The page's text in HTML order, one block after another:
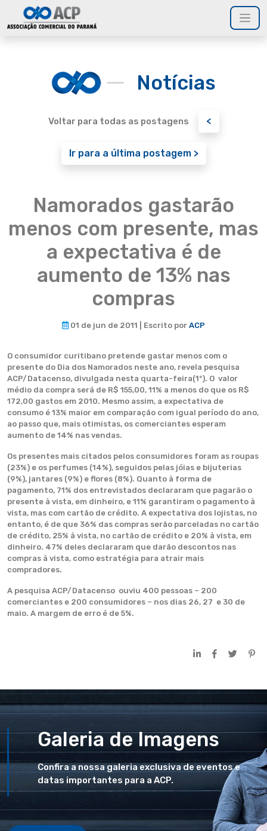
Notícias
Voltar para todas as postagens <
Ir para a última postagem >
Namorados gastarão
menos com presente, mas
a expectativa é de
aumento de 13% nas
compras
01 de jun de 2011 | Escrito por ACP
O consumidor curitibano pretende gastar menos com o
presente do Dia dos Namorados neste ano, revela pesquisa
ACP/Datacenso, divulgada nesta quarta-feira(1º). O valor
médio da compra será de R$ 155,00, 11% a menos do que os R$
172,00 gastos em 2010. Mesmo assim, a expectativa de
consumo é 13% maior em comparação com igual período do ano,
ao passo que, mais otimistas, os comerciantes esperam
aumento de 14% nas vendas.
Os presentes mais citados pelos consumidores foram as roupas
(23%) e os perfumes (14%), seguidos pelas jóias e bijuterias
(9%), jantares (9%) e flores (8%). Quanto à forma de
pagamento, 71% dos entrevistados declararam que pagarão o
presente à vista, em dinheiro, e 11% garantiram o pagamento à
vista, mas com cartão de crédito. A expectativa dos lojistas, no
entanto, é de que 36% das compras serão parceladas no cartão
de crédito, 25% à vista, no cartão de crédito e 20% à vista, em
dinheiro. 47% deles declararam que darão descontos nas
compras à vista, como estratégia para atrair mais
compradores.
A pesquisa ACP/Datacenso ouviu 400 pessoas – 200
comerciantes e 200 consumidores – nos dias 26, 27 e 30 de
maio. A margem de erro é de 5%.
Galeria de Imagens
Confira a nossa galeria exclusiva de eventos e
datas importantes para a ACP.